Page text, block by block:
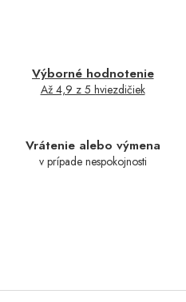
Výborné hodnotenie
Až 4,9 z 5 hviezdičiek
Vrátenie alebo výmena
v prípade nespokojnosti